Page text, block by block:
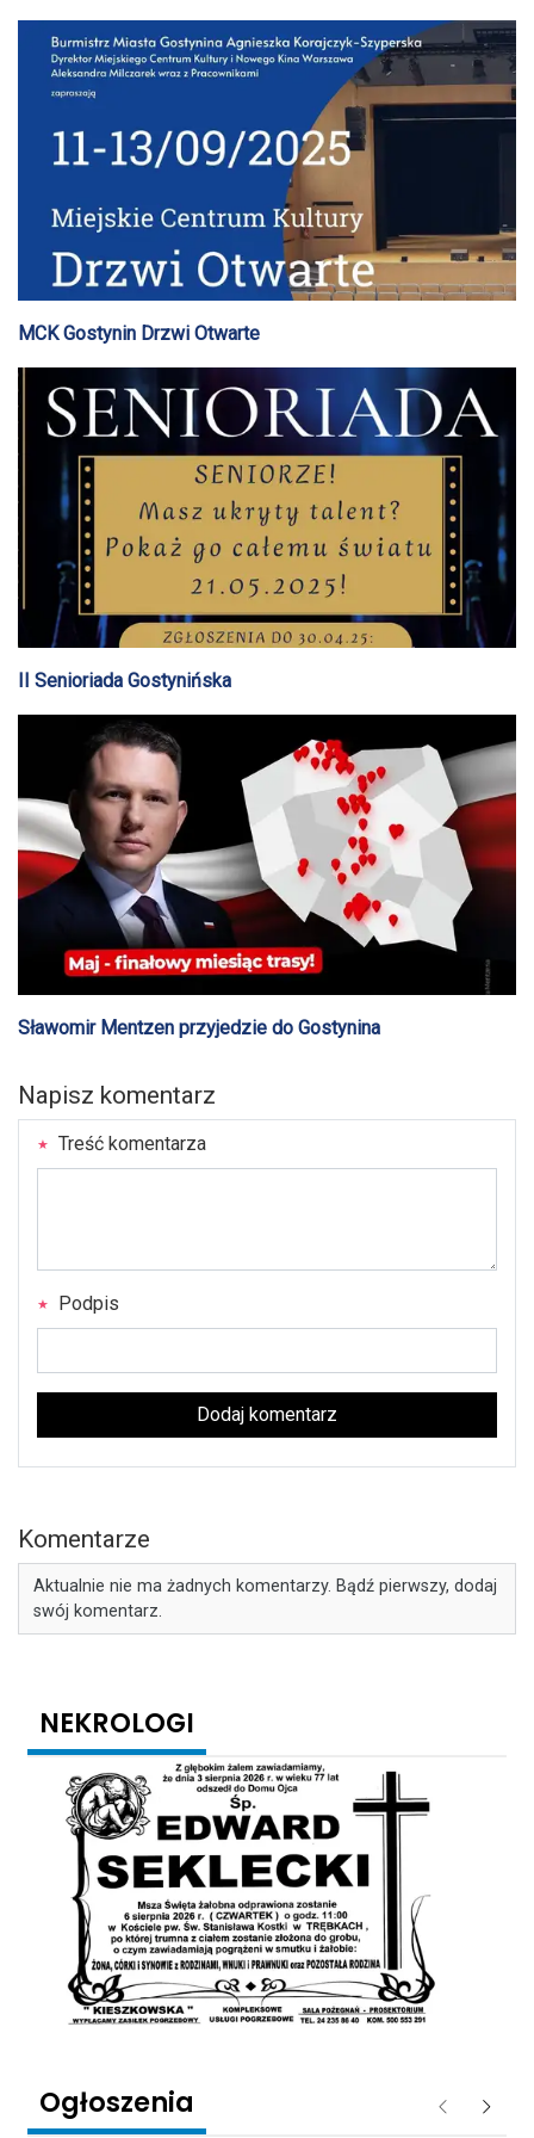
MCK Gostynin Drzwi Otwarte
II Senioriada Gostynińska
Sławomir Mentzen przyjedzie do Gostynina
Napisz komentarz
Treść komentarza
Podpis
Dodaj komentarz
Komentarze
Aktualnie nie ma żadnych komentarzy. Bądź pierwszy, dodaj
swój komentarz.
NEKROLOGI
Ogłoszenia Poprzednie